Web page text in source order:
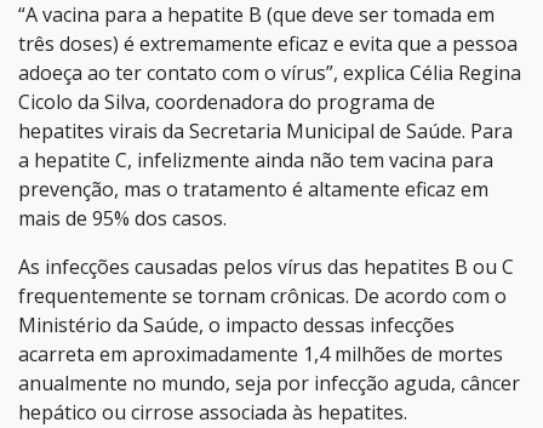
“A vacina para a hepatite B (que deve ser tomada em
três doses) é extremamente eficaz e evita que a pessoa
adoeça ao ter contato com o vírus”, explica Célia Regina
Cicolo da Silva, coordenadora do programa de
hepatites virais da Secretaria Municipal de Saúde. Para
a hepatite C, infelizmente ainda não tem vacina para
prevenção, mas o tratamento é altamente eficaz em
mais de 95% dos casos.
As infecções causadas pelos vírus das hepatites B ou C
frequentemente se tornam crônicas. De acordo com o
Ministério da Saúde, o impacto dessas infecções
acarreta em aproximadamente 1,4 milhões de mortes
anualmente no mundo, seja por infecção aguda, câncer
hepático ou cirrose associada às hepatites.